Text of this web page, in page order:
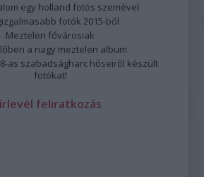
egy holland fotós szemével
fotók 2015-ből
Meztelen fővárosiak
a nagy meztelen album
as szabadságharc hőseiről készült
fotókat!
feliratkozás